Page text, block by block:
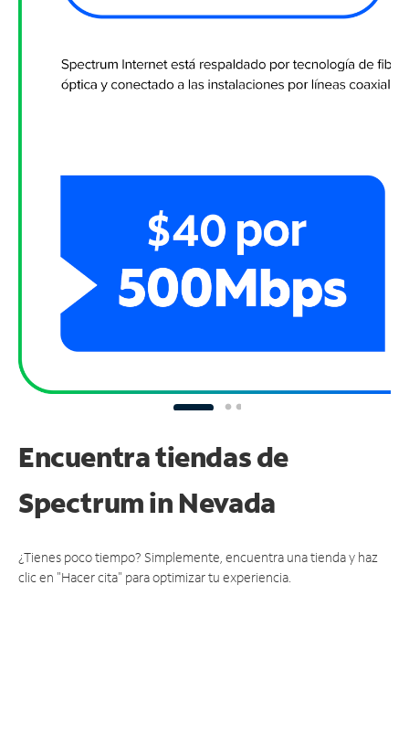
Encuentra tiendas de
Spectrumin Nevada
¿Tienes poco tiempo? Simplemente, encuentra una tienda y haz
clic en "Hacer cita" para optimizar tu experiencia.